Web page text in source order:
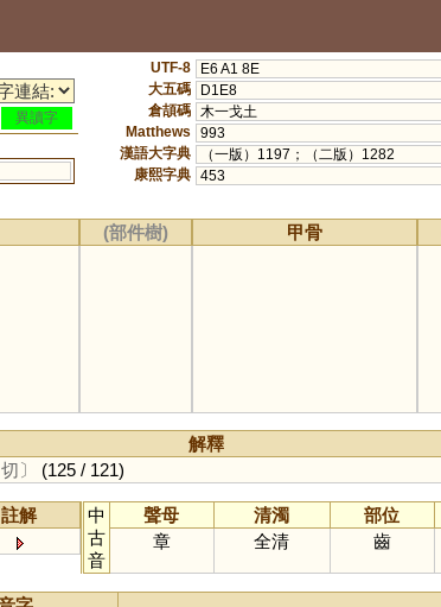
異讀字
UTF-8
E6 A1 8E
大五碼
D1E8
倉頡碼
木一戈土
Matthews
993
漢語大字典
（一版）1197；（二版）1282
康熙字典 453
(部件樹) 甲骨
解釋
〕 (125 / 121)
註解
中
古
音
聲母 清濁 部位
章
全清 齒